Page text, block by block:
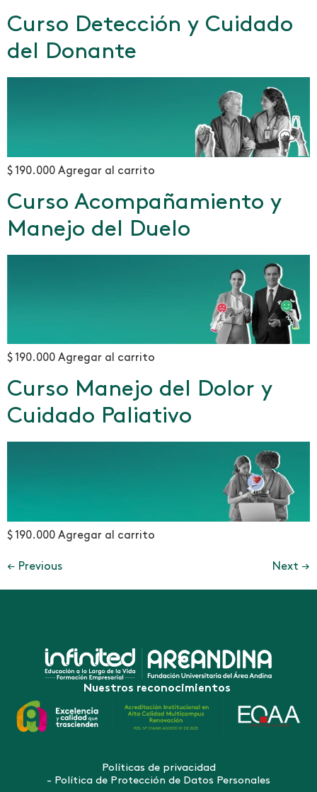
Curso Detección y Cuidado
del Donante
$ 190.000 Agregar al carrito
Curso Acompañamiento y
Manejo del Duelo
$ 190.000 Agregar al carrito
Curso Manejo del Dolor y
Cuidado Paliativo
$ 190.000 Agregar al carrito
← Previous Next →
Nuestros reconocimientos
Políticas de privacidad
- Política de Protección de Datos Personales